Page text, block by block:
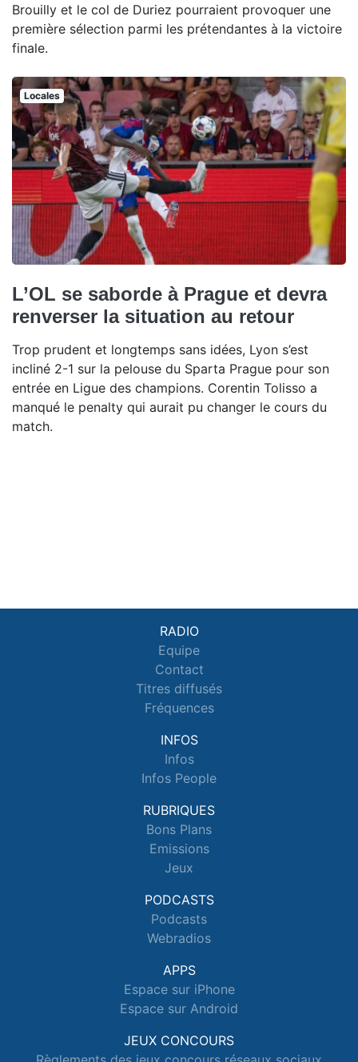
Brouilly et le col de Duriez pourraient provoquer une
première sélection parmi les prétendantes à la victoire
finale.
Locales
L’OL se saborde à Prague et devra
renverser la situation au retour
Trop prudent et longtemps sans idées, Lyon s’est
incliné 2-1 sur la pelouse du Sparta Prague pour son
entrée en Ligue des champions. Corentin Tolisso a
manqué le penalty qui aurait pu changer le cours du
match.
RADIO
Equipe
Contact
Titres diffusés
Fréquences
INFOS
Infos
Infos People
RUBRIQUES
Bons Plans
Emissions
Jeux
PODCASTS
Podcasts
Webradios
APPS
Espace sur iPhone
Espace sur Android
JEUX CONCOURS